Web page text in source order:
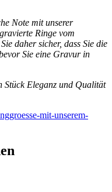
Note mit unserer
Ringe vom
daher sicher, dass Sie die
Sie eine Gravur in
Stück Eleganz und Qualität
mit-unserem-